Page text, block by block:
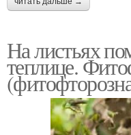
На листьях
теплице.